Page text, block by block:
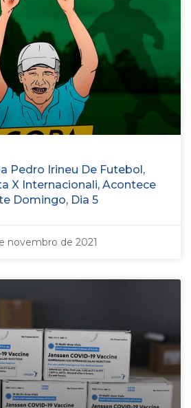
Pedro Irineu De Futebol,
X Internacionali, Acontece
Domingo, Dia 5
novembro de 2021